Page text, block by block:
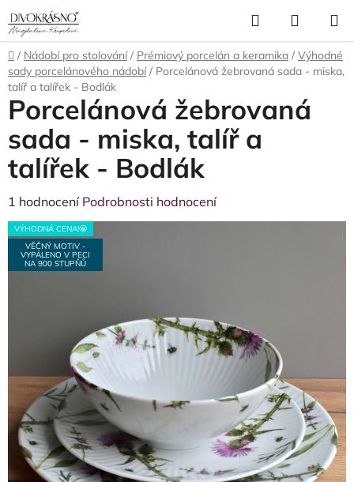
na
obsah
Hledat
KOŠÍK
Domů
/ Nádobí pro stolování / Prémiový porcelán a keramika / Výhodné
sady porcelánového nádobí / Porcelánová žebrovaná sada - miska,
talíř a talířek - Bodlák
Porcelánová žebrovaná
sada - miska, talíř a
talířek - Bodlák
Průměrné
hodnocení
produktu
1 hodnocení Podrobnosti hodnocení
VÝHODNÁ CENA!🤩
VĚČNÝ MOTIV -
VYPÁLENO V PECI
NA 900 STUPŇŮ